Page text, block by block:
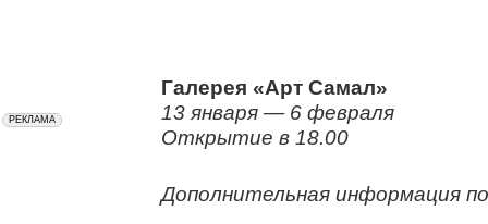
Галерея «Арт Самал»
13 января — 6 февраля
Открытие в 18.00
Дополнительная информация